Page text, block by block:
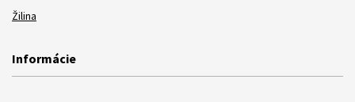
Žilina
Informácie